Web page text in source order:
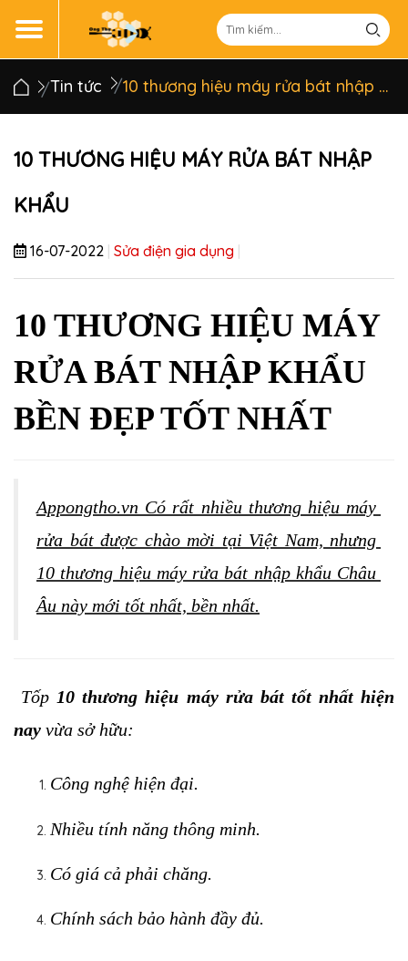
Tin tức 10 thương hiệu máy rửa bát nhập khẩu
10 THƯƠNG HIỆU MÁY RỬA BÁT NHẬP
KHẨU
16-07-2022 Sửa điện gia dụng
10 THƯƠNG HIỆU MÁY
RỬA BÁT NHẬP KHẨU
BỀN ĐẸP TỐT NHẤT
Appongtho.vn Có rất nhiều thương hiệu máy
rửa bát được chào mời tại Việt Nam, nhưng
10 thương hiệu máy rửa bát nhập khẩu Châu
Âu này mới tốt nhất, bền nhất.
Tốp 10 thương hiệu máy rửa bát tốt nhất hiện
nay vừa sở hữu:
Công nghệ hiện đại.
Nhiều tính năng thông minh.
Có giá cả phải chăng.
Chính sách bảo hành đầy đủ.